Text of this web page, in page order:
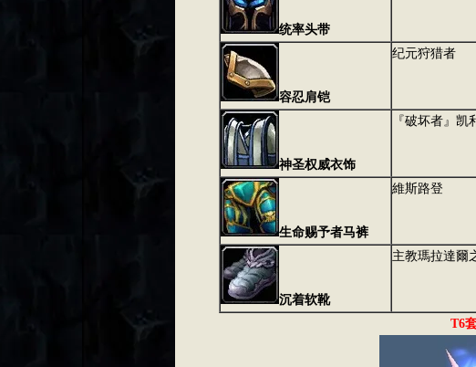
统率头带
容忍肩铠
纪元狩猎者
神圣权威衣饰
『破坏者』凯
生命赐予者马裤
維斯路登
沉着软靴
主教瑪拉達爾
T6